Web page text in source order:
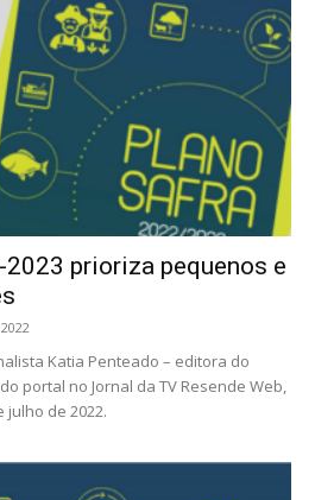
prioriza pequenos e
Katia Penteado – editora do
portal no Jornal da TV Resende Web,
julho de 2022.